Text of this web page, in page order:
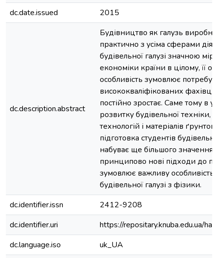
dc.date.issued
2015
dc.description.abstract
Будівництво як галузь
практично з усіма сферами
будівельної галузі значною
економіки країни в цілому, її
особливість зумовлює потребу у
висококваліфікованих
постійно зростає. Саме тому в
розвитку будівельної техніки,
технологій і матеріалів
підготовка студентів
набуває ще більшого значення,
принципово нові підходи до
зумовлює важливу особливість
будівельної галузі з фізики.
dc.identifier.issn
2412-9208
dc.identifier.uri
https://repositary.knuba.edu.ua/
dc.language.iso
uk_UA